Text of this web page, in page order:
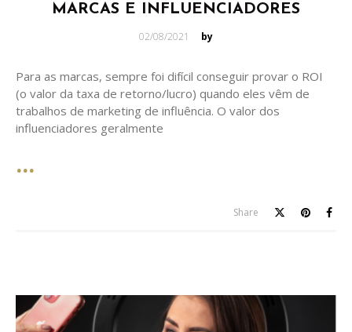
MARCAS E INFLUENCIADORES
Posted
02/08/2021 by
Para as marcas, sempre foi difícil conseguir provar o ROI
(o valor da taxa de retorno/lucro) quando eles vêm de
trabalhos de marketing de influência. O valor dos
influenciadores geralmente
Share